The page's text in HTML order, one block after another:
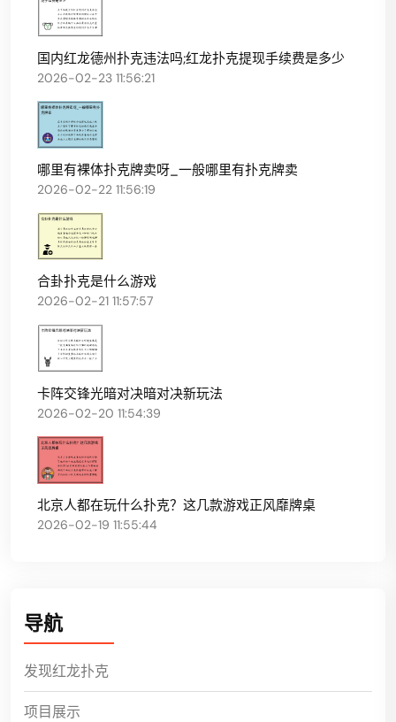
国内红龙德州扑克违法吗;红龙扑克提现手续费是多少
2026-02-23 11:56:21
哪里有裸体扑克牌卖呀_一般哪里有扑克牌卖
2026-02-22 11:56:19
合卦扑克是什么游戏
2026-02-21 11:57:57
卡阵交锋光暗对决暗对决新玩法
2026-02-20 11:54:39
北京人都在玩什么扑克？这几款游戏正风靡牌桌
2026-02-19 11:55:44
导航
发现红龙扑克
项目展示